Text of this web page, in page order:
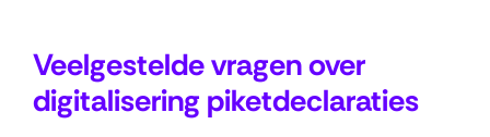
Veelgestelde vragen over
digitalisering piketdeclaraties